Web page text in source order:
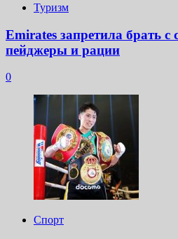
Туризм
Emirates запретила брать с
пейджеры и рации
0
Спорт